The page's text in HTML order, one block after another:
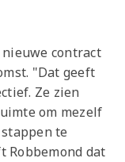
contract
"Dat geeft
Ze zien
om mezelf
te
Robbemond dat